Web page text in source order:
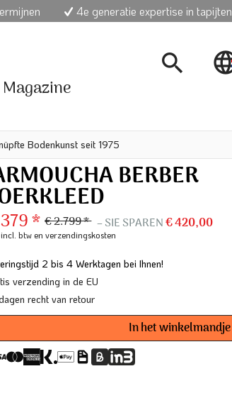
4e generatie expertise in tapijten
Magazine
Bodenkunst seit 1975
BERBER
* € 2.799 * – SIE SPAREN€ 420,00
btwen verzendingskosten
2 bis 4 Werktagen bei Ihnen!
verzending in de EU
recht van retour
In het winkelmandje